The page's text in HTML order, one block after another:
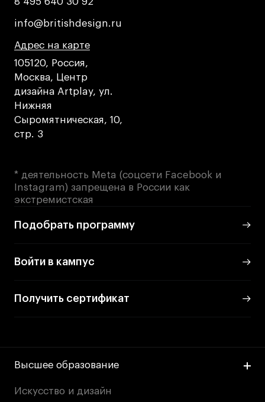
© 2026 БВШД
Условия возврата
Кредит на образование с господдержкой
Лицензия на осуществление образовательной
деятельности АНО ВО «Универсальный
Университет»
Карта сайта
info@britishdesign.ru
info@britishdesign.ru
Адрес на карте
Адрес на карте
Адрес на карте
105120, Россия,
Москва, Центр
дизайна Artplay, ул.
Нижняя
Сыромятническая, 10,
стр. 3
* деятельность Meta (соцсети Facebook и
Instagram) запрещена в России как
экстремистская
Подобрать программу
Войти в кампус
Получить сертификат
Высшее образование
Искусство и дизайн